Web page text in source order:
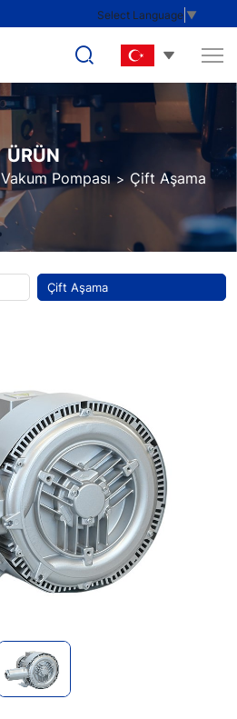
Select Language ▼
ÜRÜN
Pompası Çift Aşama
Çift Aşama